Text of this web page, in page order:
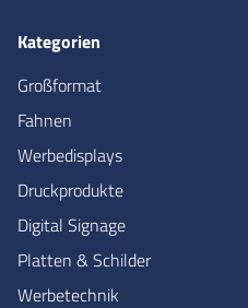
Kategorien
Großformat
Fahnen
Werbedisplays
Druckprodukte
Digital Signage
Platten & Schilder
Werbetechnik